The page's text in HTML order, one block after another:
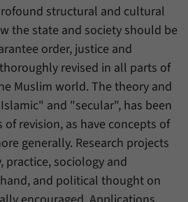
structural and cultural
the state and society should be
order, justice and
revised in all parts of
Muslim world. The theory and
and "secular", has been
revision, as have concepts of
generally. Research projects
practice, sociology and
and political thought on
Studien e.V.
speichert Ihre Consent-
Unter anderem eine zufällig
ID, für die historische Speicherung
Einstellungen, falls der
Betreiber dies eingestellt hat.
Cookie können wir Informationen
unserer Internetseite
zum Beispiel die Besucher-ID.